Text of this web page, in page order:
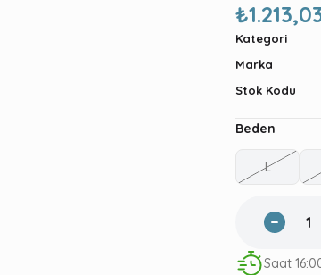
Kategori
Marka
Stok Kodu
Beden
L
Saat